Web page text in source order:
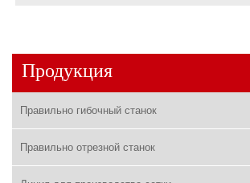
Продукция
Правильно гибочный станок
Правильно отрезной станок